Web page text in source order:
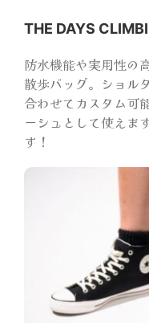
THE DAYS
防水機能や実用性の
散歩バッグ。ショル
合わせてカスタム可
ーシュとして使えま
す！